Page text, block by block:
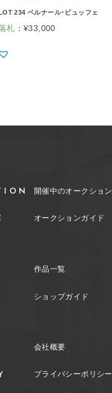
234 ベルナール･ビュッフェ
札 ： ¥33,000
開催中のオークション
オークションガイド
作品一覧
ショップガイド
会社概要
プライバシーポリシー